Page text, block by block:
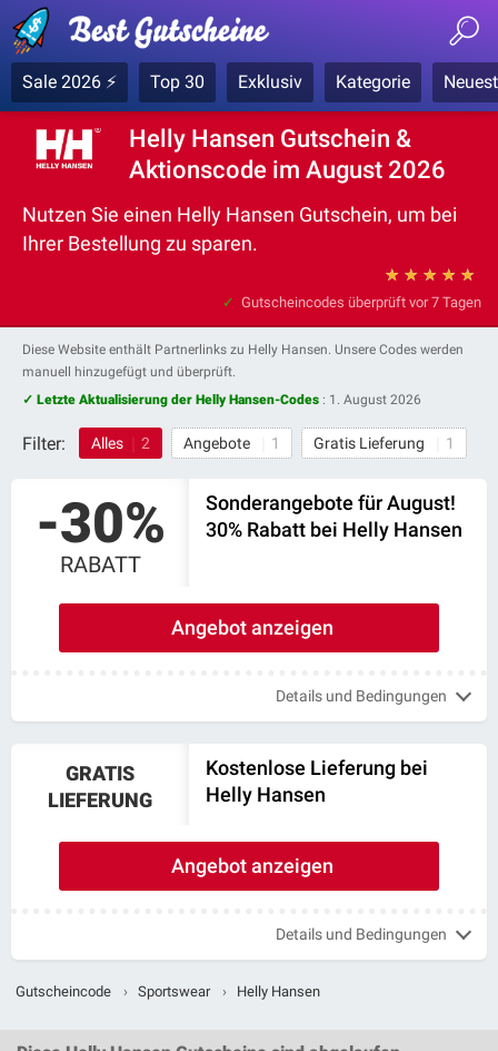
Sale 2026 ⚡ Top 30 Exklusiv Kategorie
Helly Hansen Gutschein &
Aktionscode im August 2026
Nutzen Sie einen Helly Hansen Gutschein, um bei
Ihrer Bestellung zu sparen.
★
★
★
★
★
Gutscheincodes überprüft vor 7 Tagen
Diese Website enthält Partnerlinks zu Helly Hansen. Unsere Codes werden
manuell hinzugefügt und überprüft.
✓ Letzte Aktualisierung der Helly Hansen-Codes : 1. August 2026
Filter: Alles 2 Angebote 1 Gratis Lieferung 1
-30%
RABATT
Sonderangebote für August!
30% Rabatt bei Helly Hansen
Angebot anzeigen
Details und Bedingungen
GRATIS
LIEFERUNG
Kostenlose Lieferung bei
Helly Hansen
Angebot anzeigen
Details und Bedingungen
Gutscheincode › Sportswear › Helly Hansen